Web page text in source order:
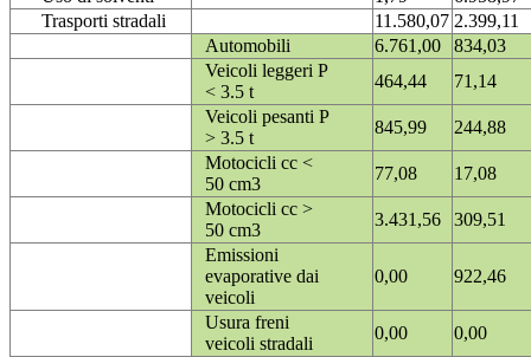
Trasporti stradali
11.580,07 2.399,11
Automobili
6.761,00
834,03
Veicoli leggeri P
< 3.5 t
464,44
71,14
Veicoli pesanti P
> 3.5 t
845,99
244,88
Motocicli cc <
50 cm3
77,08
17,08
Motocicli cc >
50 cm3
3.431,56
309,51
Emissioni
evaporative dai
veicoli
0,00 922,46
Usura freni
veicoli stradali
0,00
0,00